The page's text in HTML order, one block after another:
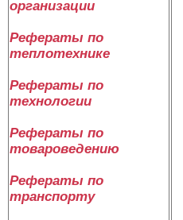
организации
Рефераты по
теплотехнике
Рефераты по
технологии
Рефераты по
товароведению
Рефераты по
транспорту